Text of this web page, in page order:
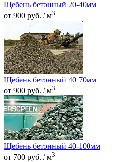
Щебень бетонный 20-40мм
от 900 руб. / м3
Щебень бетонный 40-70мм
от 900 руб. / м3
Щебень бетонный 40-100мм
от 700 руб. / м3